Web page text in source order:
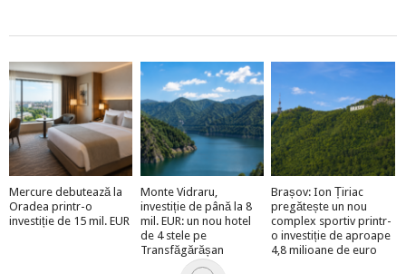
Mercure debutează la
Oradea printr-o
investiție de 15 mil. EUR
Monte Vidraru,
investiție de până la 8
mil. EUR: un nou hotel
de 4 stele pe
Transfăgărășan
Brașov: Ion Țiriac
pregătește un nou
complex sportiv printr-
o investiție de aproape
4,8 milioane de euro